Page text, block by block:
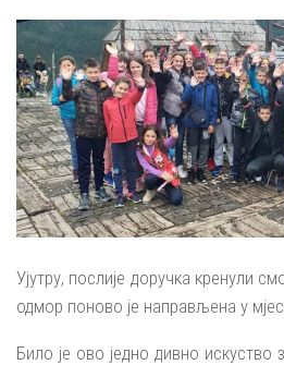
Ујутру, послије доручка кренули
одмор поново је направљена у
Било је ово једно дивно искуство